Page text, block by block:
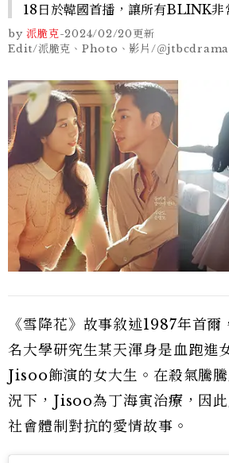
18日於韓國首播，讓所有BLINK非
by 派脆克-2024/02/20更新
Edit/派脆克、Photo、影片/＠jtbcdrama
《雪降花》故事敘述1987年首爾，
名大學研究生某天渾身是血跑進
Jisoo飾演的女大生。在殺氣騰
況下，Jisoo為丁海寅治療，因
社會體制對抗的愛情故事。